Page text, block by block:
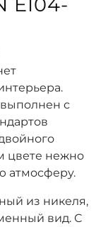
EI04-
с
цвете нежно
атмосферу.
из никеля,
вид. С